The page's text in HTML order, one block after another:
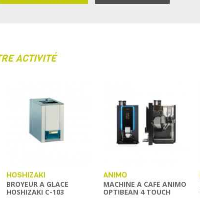
ACTIVITÉ
HOSHIZAKI
BROYEUR A GLACE
HOSHIZAKI C-103
ANIMO
MACHINE A CAFE ANIMO
OPTIBEAN 4 TOUCH